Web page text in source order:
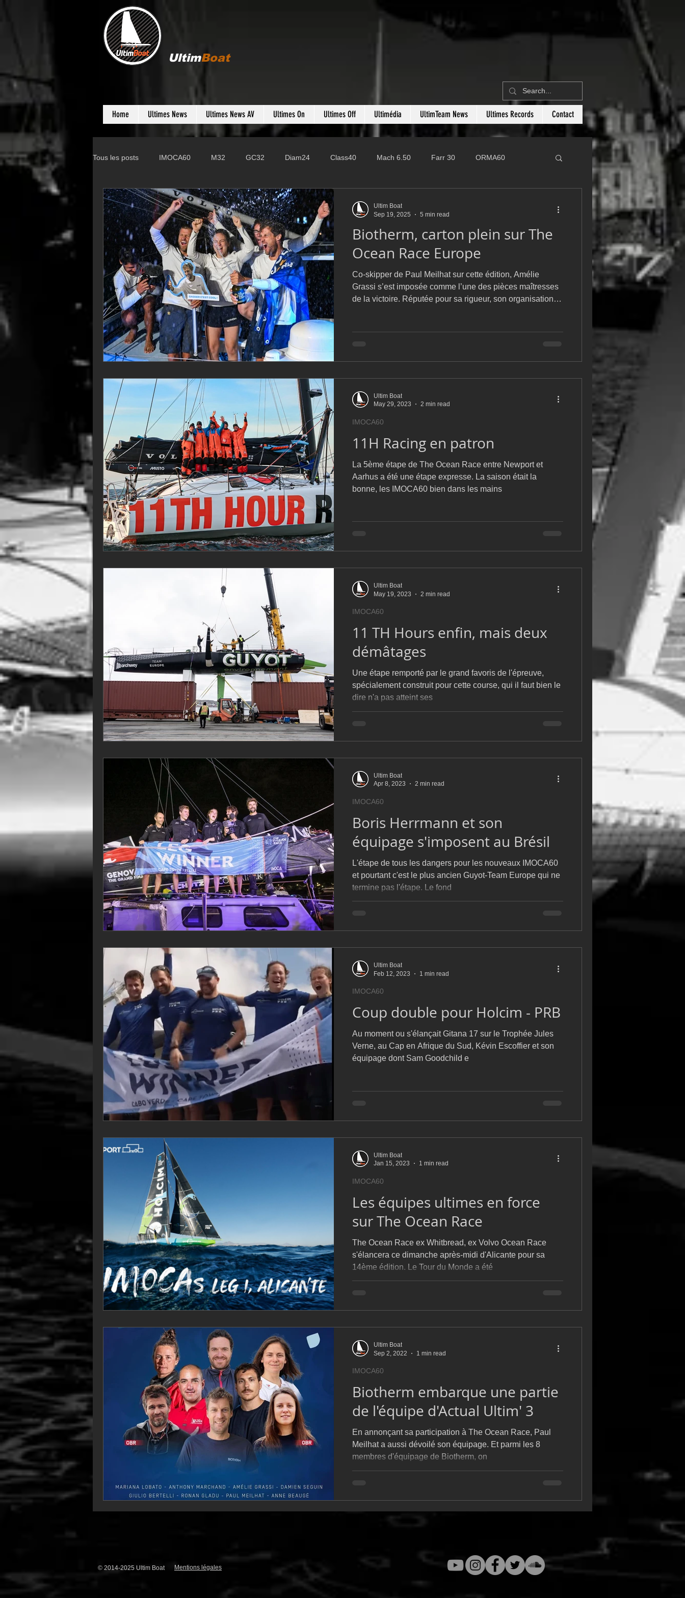
UltimBoat
Home Ultimes News Ultimes News AV Ultimes On Ultimes Off Ultimédia UltimTeam News Ultimes Records Contact
Tous les posts IMOCA60 M32 GC32 Diam24 Class40 Mach 6.50 Farr 30 ORMA60
Gunboat D35 Farr 280 Fast 40 PAC52 Ocean Fifty
VOR60 Class Rhum JMD54 Botin 52 Classe 50 Figaro 3 Flying Phantom L&#39;Hydroptère
F18 TF35 Business AC75 Open 7.50
Biotherm, carton plein sur The
Ocean Race Europe
Co-skipper de Paul Meilhat sur cette édition, Amélie
Grassi s’est imposée comme l’une des pièces maîtresses
de la victoire. Réputée pour sa rigueur, son organisation et
entre Gênes et Boka Bay. C’est elle qui a identifié l’option
Ultim Boat
Sep 19, 2025
5 min read
11H Racing en patron
La 5ème étape de The Ocean Race entre Newport et
Aarhus a été une étape expresse. La saison était la
bonne, les IMOCA60 bien dans les mains
IMOCA60
Ultim Boat
May 29, 2023
2 min read
11 TH Hours enfin, mais deux
démâtages
Une étape remporté par le grand favoris de l'épreuve,
spécialement construit pour cette course, qui il faut bien le
dire n'a pas atteint ses
IMOCA60
Ultim Boat
May 19, 2023
2 min read
Boris Herrmann et son
équipage s'imposent au Brésil
L'étape de tous les dangers pour les nouveaux IMOCA60
et pourtant c'est le plus ancien Guyot-Team Europe qui ne
termine pas l'étape. Le fond
IMOCA60
Ultim Boat
Apr 8, 2023
2 min read
Coup double pour Holcim - PRB
Au moment ou s'élançait Gitana 17 sur le Trophée Jules
Verne, au Cap en Afrique du Sud, Kévin Escoffier et son
équipage dont Sam Goodchild e
IMOCA60
Ultim Boat
Feb 12, 2023
1 min read
Les équipes ultimes en force
sur The Ocean Race
The Ocean Race ex Whitbread, ex Volvo Ocean Race
s'élancera ce dimanche après-midi d'Alicante pour sa
14ème édition. Le Tour du Monde a été
IMOCA60
Ultim Boat
Jan 15, 2023
1 min read
Biotherm embarque une partie
de l'équipe d'Actual Ultim' 3
En annonçant sa participation à The Ocean Race, Paul
Meilhat a aussi dévoilé son équipage. Et parmi les 8
membres d'équipage de Biotherm, on
IMOCA60
Ultim Boat
Sep 2, 2022
1 min read
© 2014-2025 Ultim Boat Mentions légales